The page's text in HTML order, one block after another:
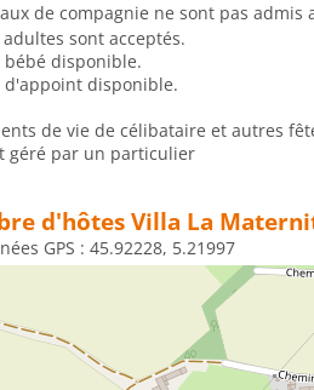
de compagnie ne sont pas
sont acceptés.
disponible.
disponible.
de vie de célibataire et autres
géré par un particulier
d'hôtes Villa La
GPS : 45.92228, 5.21997